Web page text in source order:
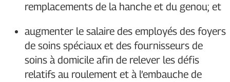
remplacements de la hanche et du genou; et
augmenter le salaire des employés des foyers
de soins spéciaux et des fournisseurs de
soins à domicile afin de relever les défis
relatifs au roulement et à l’embauche de